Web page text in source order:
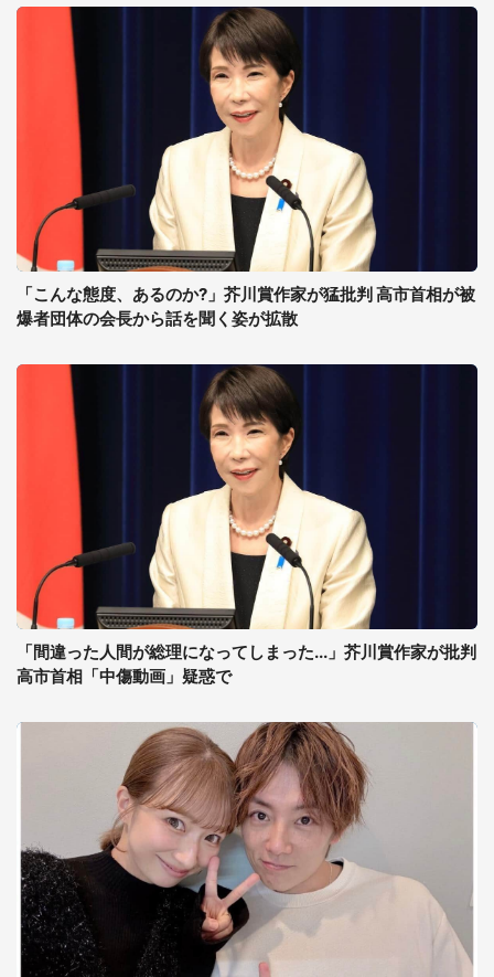
「こんな態度、あるのか?」芥川賞作家が猛批判 高市首相が被
爆者団体の会長から話を聞く姿が拡散
「間違った人間が総理になってしまった...」芥川賞作家が批判
高市首相「中傷動画」疑惑で